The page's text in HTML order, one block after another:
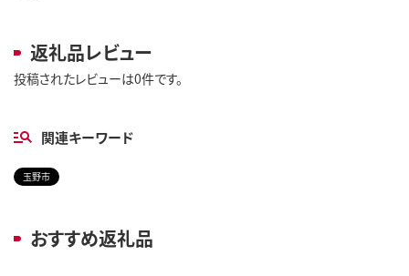
返礼品レビュー
投稿されたレビューは0件です。
関連キーワード
玉野市
おすすめ返礼品